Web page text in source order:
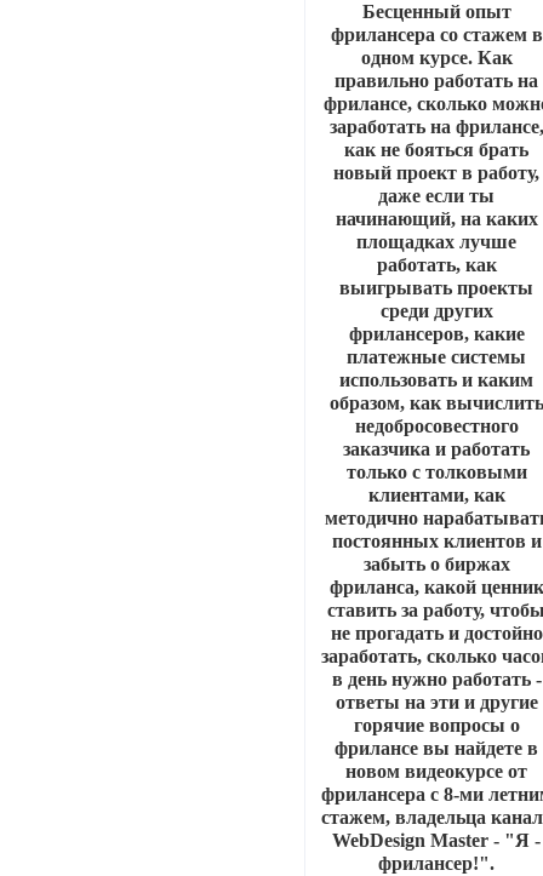
Бесценный опыт
фрилансера со стажем в
одном курсе. Как
правильно работать на
фрилансе, сколько
заработать на фрилансе,
как не бояться брать
новый проект в работу,
даже если ты
начинающий, на каких
площадках лучше
работать, как
выигрывать проекты
среди других
фрилансеров, какие
платежные системы
использовать и каким
образом, как вычислить
недобросовестного
заказчика и работать
только с толковыми
клиентами, как
методично
постоянных клиентов и
забыть о биржах
фриланса, какой ценник
ставить за работу,
не прогадать и достойно
заработать, сколько
в день нужно работать -
ответы на эти и другие
горячие вопросы о
фрилансе вы найдете в
новом видеокурсе от
фрилансера с 8-ми
стажем, владельца
WebDesign Master - "Я -
фрилансер!".